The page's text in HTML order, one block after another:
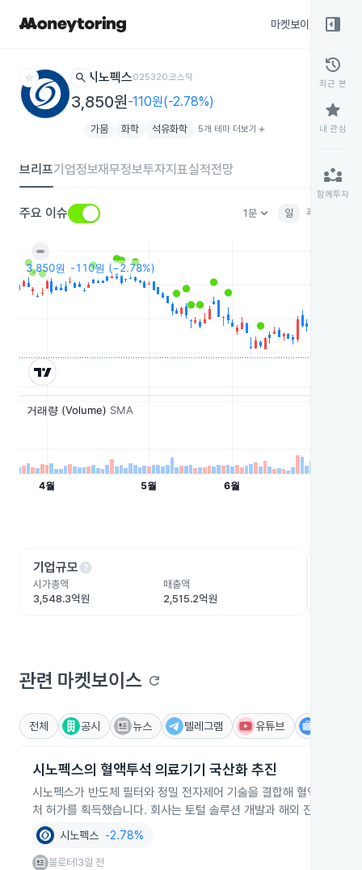
마켓보이스
star search 시노펙스025320코스닥
3,850원-110원(-2.78%)
가뭄 화학 석유화학 5개 테마 더보기 add
브리프기업정보재무정보투자지표실적전망
주요 이슈 1분keyboard_arrow_down 일 주
기업규모help
시가총액
3,548.3억원
매출액
2,515.2억원
관련 마켓보이스 refresh
전체 공시 뉴스 텔레그램 유튜브
시노펙스의 혈액투석 의료기기 국산화 추진
시노펙스가 반도체 필터와 정밀 전자제어 기술을 결합해 혈액투석 의
처 허가를 획득했습니다. 회사는 토털 솔루션 개발과 해외 진출로
시노펙스 -2.78%
블로터 3일 전
right_panel_open
history
최근 본
star
내 관심
partner_exchange
함께투자